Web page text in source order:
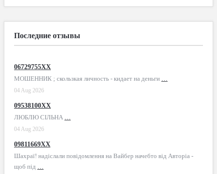
Последние отзывы
06729755XX
МОШЕННИК ; скользкая личность - кидает на деньги …
04 Aug 2026
09538100XX
ЛЮБЛЮ СІЛЬНА …
04 Aug 2026
09811669XX
Шахраї! надіслали повідомлення на Вайбер начебто від Авторіа -
щоб під …